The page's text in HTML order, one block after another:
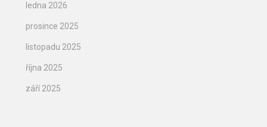
ledna 2026
prosince 2025
listopadu 2025
října 2025
září 2025